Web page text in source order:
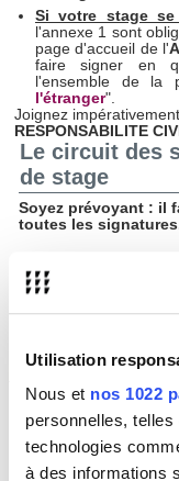
Utilisation
Nous et nos 1022
personnelles,
technologies
à des informations
Si votre stage
l'annexe 1 sont
page d'accueil de l'
faire signer en
l'ensemble de la
l'étranger".
Joignez
RESPONSABILITE
Le circuit des
de stage
Soyez prévoyant : il
toutes les
Les stages du
Le MEAE
Votre contact
BUREAU DES STAGES
Elwira Rein
-
La gestionnaire des
France ou à l'étranger